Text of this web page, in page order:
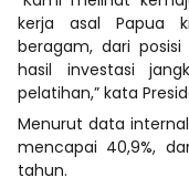
kerja asal Papua
beragam, dari
hasil investasi
pelatihan,” kata
Menurut data
mencapai 40,9%,
tahun.